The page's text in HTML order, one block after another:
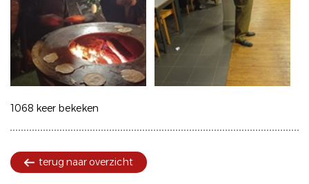
1068 keer bekeken
terug naar overzicht